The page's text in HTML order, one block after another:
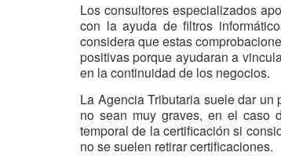
Los consultores especializados
con la ayuda de filtros
considera que estas
positivas porque ayudaran a
en la continuidad de los negocios.
La Agencia Tributaria suele dar
no sean muy graves, en el caso
temporal de la certificación si
no se suelen retirar certificaciones.